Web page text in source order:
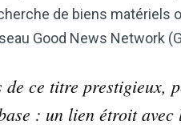
de biens
Good News Network
ce titre prestigieux,
: un lien étroit